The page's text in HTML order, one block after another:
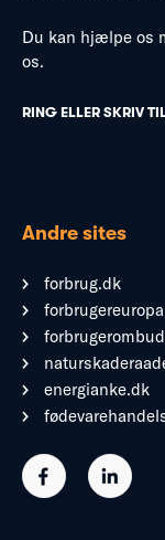
Du kan hjælpe os
os.
RING ELLER SKRIV
Andre sites
forbrug.dk
energianke.dk